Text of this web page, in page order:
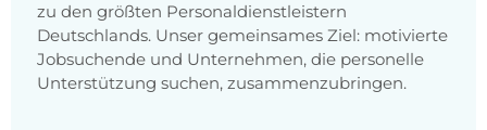
zu den größten Personaldienstleistern
Deutschlands. Unser gemeinsames Ziel: motivierte
Jobsuchende und Unternehmen, die personelle
Unterstützung suchen, zusammenzubringen.